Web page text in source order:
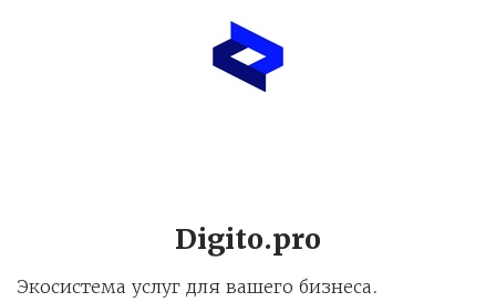
Digito.pro
Экосистема услуг для вашего бизнеса.